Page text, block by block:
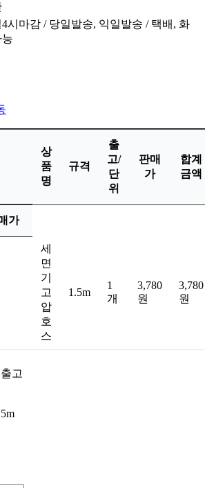
시마감 / 당일발송, 익일발송 / 택배, 화
상
품
명
규격
출
고/
단
위
판매
가
합계
금액
가
세
면
기
고
압
호
스
1.5m
1
개
3,780
원
3,780
원
출고